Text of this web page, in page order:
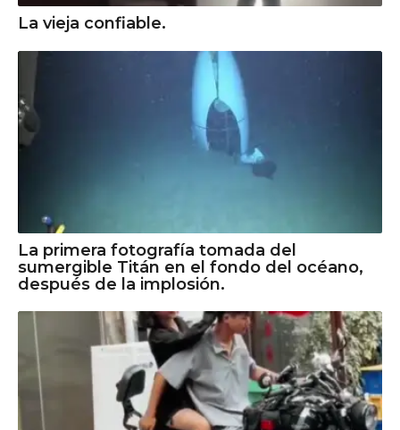
La vieja confiable.
La primera fotografía tomada del
sumergible Titán en el fondo del océano,
después de la implosión.